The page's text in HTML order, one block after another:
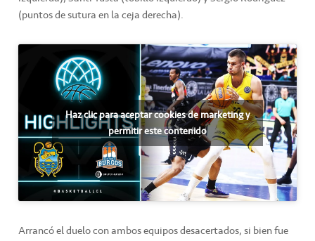
(puntos de sutura en la ceja derecha).
Haz clic para aceptar cookies de marketing y
permitir este contenido
Arrancó el duelo con ambos equipos desacertados, si bien fue